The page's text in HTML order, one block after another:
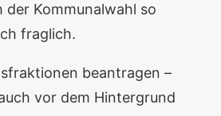
der Kommunalwahl so
fraglich.
beantragen –
vor dem Hintergrund